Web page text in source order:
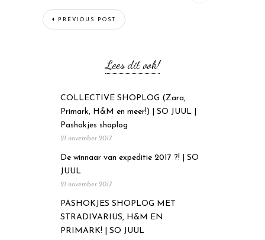
PREVIOUS POST
Lees dit ook!
COLLECTIVE SHOPLOG (Zara,
Primark, H&M en meer!) | SO JUUL |
Pashokjes shoplog
21 november 2017
De winnaar van expeditie 2017 ?! | SO
JUUL
21 november 2017
PASHOKJES SHOPLOG MET
STRADIVARIUS, H&M EN
PRIMARK! | SO JUUL